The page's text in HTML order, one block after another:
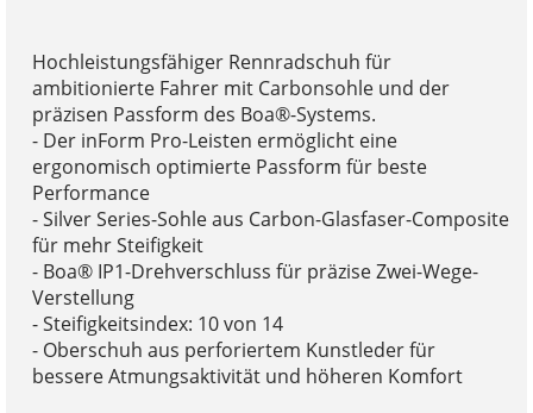
Hochleistungsfähiger Rennradschuh für
ambitionierte Fahrer mit Carbonsohle und der
präzisen Passform des Boa®-Systems.
- Der inForm Pro-Leisten ermöglicht eine
ergonomisch optimierte Passform für beste
Performance
- Silver Series-Sohle aus Carbon-Glasfaser-Composite
für mehr Steifigkeit
- Boa® IP1-Drehverschluss für präzise Zwei-Wege-
Verstellung
- Steifigkeitsindex: 10 von 14
- Oberschuh aus perforiertem Kunstleder für
bessere Atmungsaktivität und höheren Komfort